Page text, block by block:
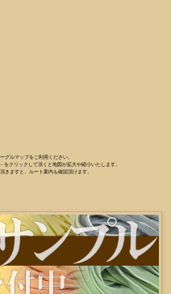
グルマップをご利用ください。
クリックして頂くと地図が拡大や縮小いたします。
きますと、ルート案内も確認頂けます。